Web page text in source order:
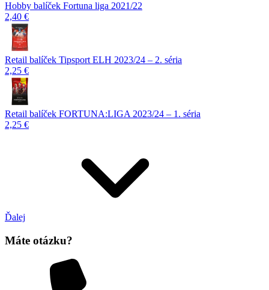
Hobby balíček Fortuna liga 2021/22
2,40 €
Retail balíček Tipsport ELH 2023/24 – 2. séria
2,25 €
Retail balíček FORTUNA:LIGA 2023/24 – 1. séria
2,25 €
Ďalej
Máte otázku?